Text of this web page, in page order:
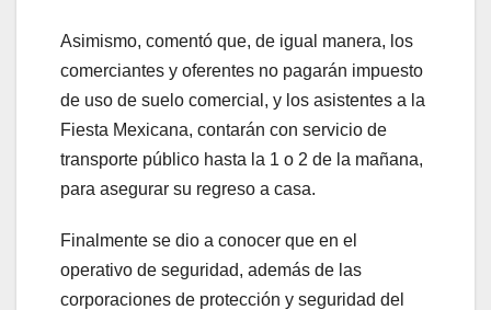
Asimismo, comentó que, de igual manera, los
comerciantes y oferentes no pagarán impuesto
de uso de suelo comercial, y los asistentes a la
Fiesta Mexicana, contarán con servicio de
transporte público hasta la 1 o 2 de la mañana,
para asegurar su regreso a casa.
Finalmente se dio a conocer que en el
operativo de seguridad, además de las
corporaciones de protección y seguridad del